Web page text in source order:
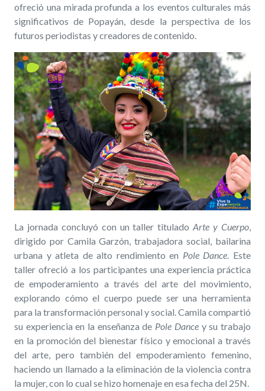
ofreció una mirada profunda a los eventos culturales más
significativos de Popayán, desde la perspectiva de los
futuros periodistas y creadores de contenido.
La jornada concluyó con un taller tituladoArte y Cuerpo
dirigido por Camila Garzón, trabajadora social, bailarina
urbana y atleta de alto rendimiento en Pole Dance . Este
taller ofreció a los participantes una experiencia práctica
de empoderamiento a través del arte del movimiento,
explorando cómo el cuerpo puede ser una herramienta
para la transformación personal y social. Camila compartió
su experiencia en la enseñanza de Pole Dancey su trabajo
en la promoción del bienestar físico y emocional a través
del arte, pero también del empoderamiento femenino,
haciendo un llamado a la eliminación de la violencia contra
la mujer, con lo cual se hizo homenaje en esa fecha del 25N.